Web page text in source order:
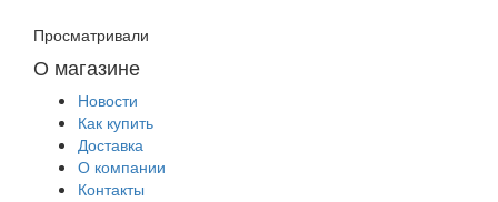
Просматривали
О магазине
Новости
Как купить
Доставка
О компании
Контакты